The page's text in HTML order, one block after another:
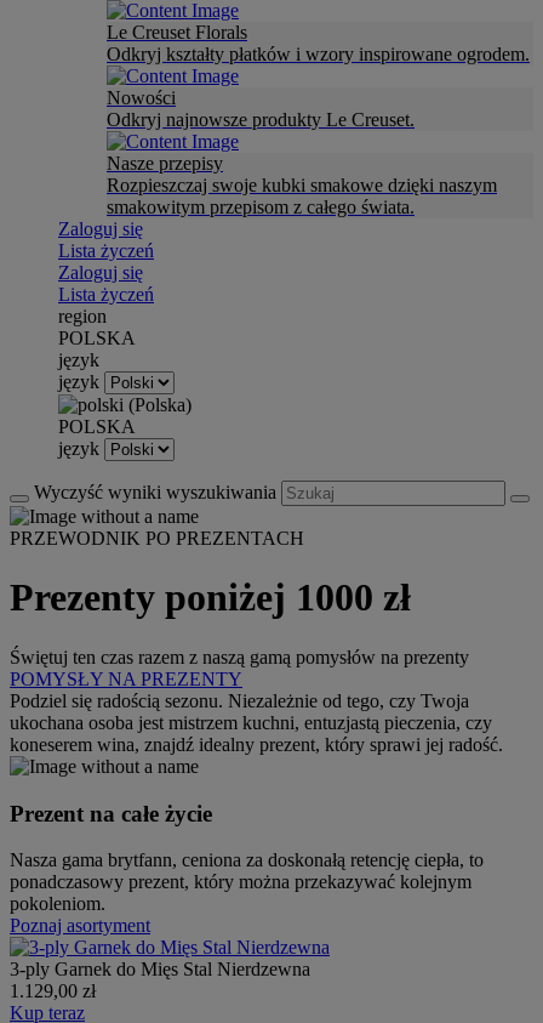
Le Creuset Florals
Odkryj kształty płatków i wzory inspirowane ogrodem.
Nowości
Odkryj najnowsze produkty Le Creuset.
Nasze przepisy
Rozpieszczaj swoje kubki smakowe dzięki naszym
smakowitym przepisom z całego świata.
Zaloguj się
Lista życzeń
Zaloguj się
Lista życzeń
region
POLSKA
język
język
POLSKA
język
Wyczyść wyniki wyszukiwania
PRZEWODNIK PO PREZENTACH
Prezenty poniżej 1000 zł
Świętuj ten czas razem z naszą gamą pomysłów na prezenty
POMYSŁY NA PREZENTY
Podziel się radością sezonu. Niezależnie od tego, czy Twoja
ukochana osoba jest mistrzem kuchni, entuzjastą pieczenia, czy
koneserem wina, znajdź idealny prezent, który sprawi jej radość.
Prezent na całe życie
Nasza gama brytfann, ceniona za doskonałą retencję ciepła, to
ponadczasowy prezent, który można przekazywać kolejnym
pokoleniom.
Poznaj asortyment
3-ply Garnek do Mięs Stal Nierdzewna
1.129,00 zł
Kup teraz